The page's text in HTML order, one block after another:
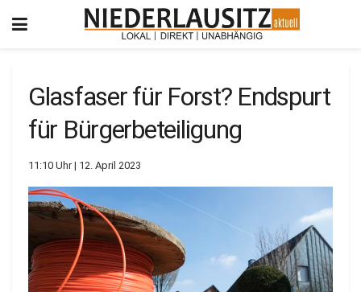
Glasfaser für Forst? Endspurt
für Bürgerbeteiligung
11:10 Uhr | 12. April 2023